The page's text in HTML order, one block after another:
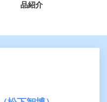
品紹介